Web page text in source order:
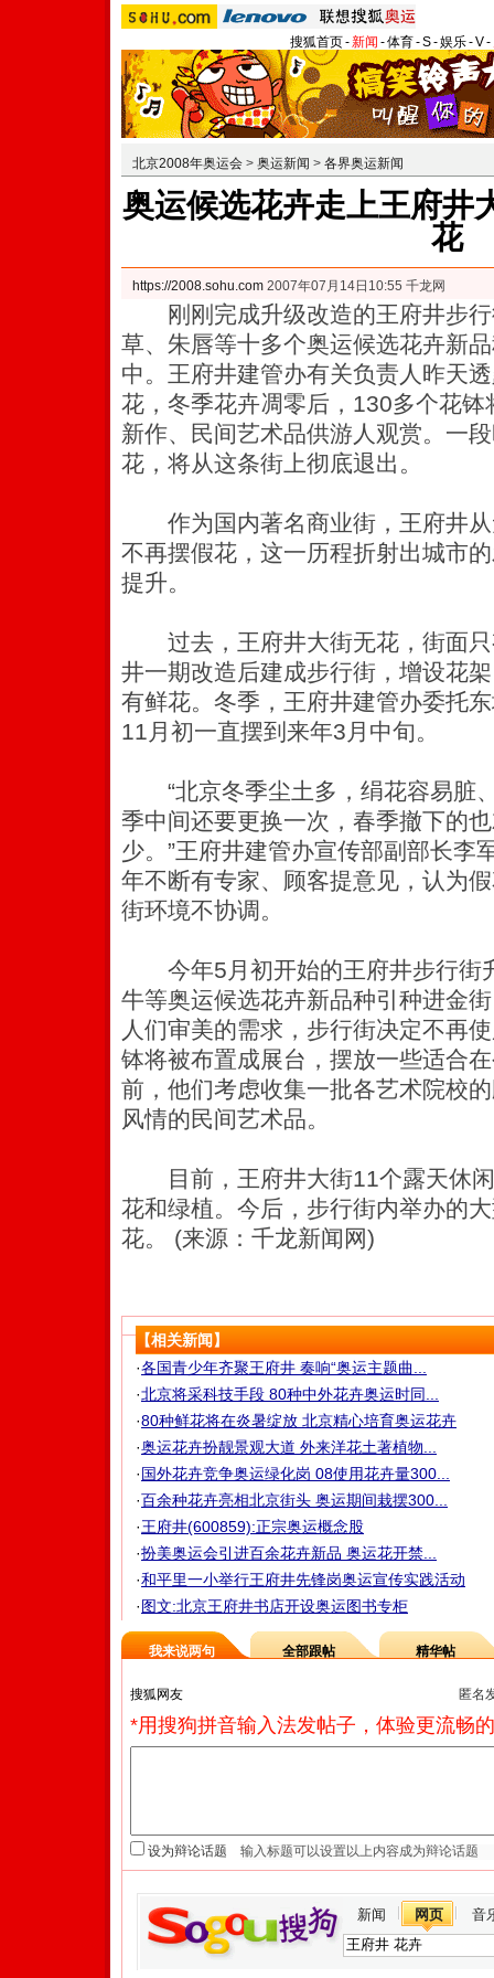
搜狐首页-新闻 -体育-S-娱乐-V-
北京2008年奥运会 > 奥运新闻 > 各界奥运新闻
奥运候选花卉走上王府井
花
https://2008.sohu.com 2007年07月14日10:55 千龙网
刚刚完成升级改造的王府井步行
草、朱唇等十多个奥运候选花卉新
中。王府井建管办有关负责人昨天
花，冬季花卉凋零后，130多个花
新作、民间艺术品供游人观赏。 一
花，将从这条街上彻底退出。
作为国内著名商业街，王府井从
不再摆假花，这一历程折射出城市
提升。
过去，王府井大街无花，街面只
井一期改造后建成步行街，增设花
有鲜花。冬季，王府井建管办委托
11月初一直摆到来年3月中旬。
“北京冬季尘土多，绢花容易脏
季中间还要更换一次，春季撤下的
少。”王府井建管办宣传部副部长李
年不断有专家、顾客提意见，认为
街环境不协调。
今年5月初开始的王府井步行街
牛等奥运候选花卉新品种引种进金
人们审美的需求，步行街决定不再
钵将被布置成展台，摆放一些适合
前，他们考虑收集一批各艺术院校
风情的民间艺术品。
目前，王府井大街11个露天休闲
花和绿植。今后，步行街内举办的
花。 (来源：千龙新闻网)
【相关新闻】
·各国青少年齐聚王府井 奏响“奥运主题曲...
·北京将采科技手段 80种中外花卉奥运时同...
·80种鲜花将在炎暑绽放 北京精心培育奥运花卉
·奥运花卉扮靓景观大道 外来洋花土著植物...
·国外花卉竞争奥运绿化岗 08使用花卉量300...
·百余种花卉亮相北京街头 奥运期间栽摆300...
·王府井(600859):正宗奥运概念股
·扮美奥运会引进百余花卉新品 奥运花开禁...
·和平里一小举行王府井先锋岗奥运宣传实践活动
·图文:北京王府井书店开设奥运图书专柜
我来说两句 全部跟帖 精华帖
匿名
*用搜狗拼音输入法发帖子，体验更流畅
设为辩论话题
新闻 网页 音